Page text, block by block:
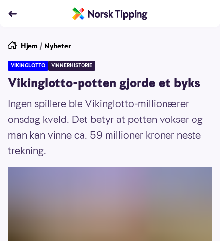
Hjem / Nyheter
VIKINGLOTTO VINNERHISTORIE
Vikinglotto-potten gjorde et byks
Ingen spillere ble Vikinglotto-millionærer
onsdag kveld. Det betyr at potten vokser og
man kan vinne ca. 59 millioner kroner neste
trekning.